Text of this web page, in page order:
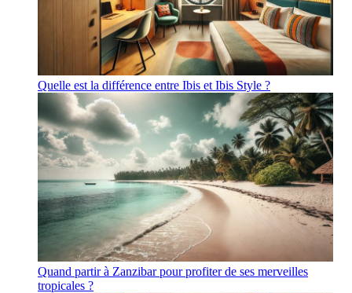
Quelle est la différence entre Ibis et Ibis Style ?
Quand partir à Zanzibar pour profiter de ses merveilles
tropicales ?